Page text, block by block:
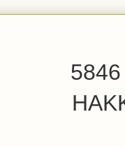
5846